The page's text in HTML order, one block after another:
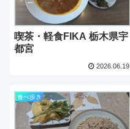
喫茶・軽食FIKA 栃木県宇
都宮
2026.06.19
食べ歩き